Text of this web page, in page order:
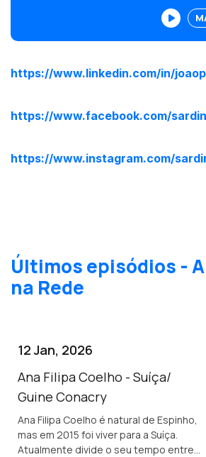
https://www.linkedin.com/in/
https://www.facebook.com/
https://www.instagram.com/
Últimos episódios -
na Rede
12 Jan, 2026
Ana Filipa Coelho - Suíça/
Guine Conacry
Ana Filipa Coelho é natural de Espinho,
mas em 2015 foi viver para a Suíça.
Atualmente divide o seu tempo entre